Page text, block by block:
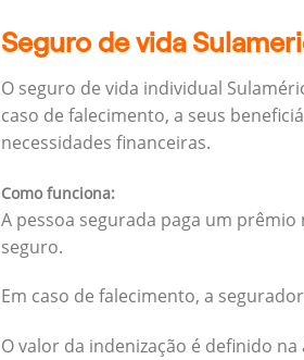
Seguro de vida
O seguro de vida individual
caso de falecimento, a seus
necessidades financeiras.
Como funciona:
A pessoa segurada paga um
seguro.
Em caso de falecimento, a
O valor da indenização é definido